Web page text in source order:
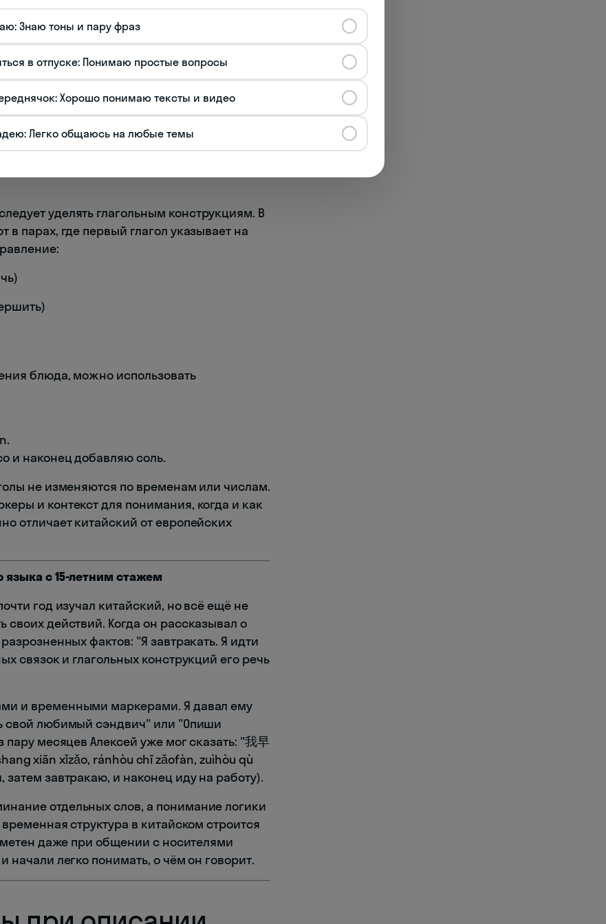
так:
Глагол
Дополнение
学习 (xuéxí, учить)
中文 (zhōngwén, китайский язык)
买 (mǎi, покупать)
新手机 (xīn shǒujī, новый телефон)
吃 (chī, есть) 晚饭 (wǎnfàn, ужин)
язык» будет выглядеть так: 我每
уделять глагольным конструкциям. В
парах, где первый глагол указывает на
блюда, можно использовать
и наконец добавляю соль.
не изменяются по временам или числам.
и контекст для понимания, когда и как
отличает китайский от европейских
языка с 15-летним стажем
год изучал китайский, но всё ещё не
своих действий. Когда он рассказывал о
фактов: "Я завтракать. Я идти
связок и глагольных конструкций его речь
и временными маркерами. Я давал ему
свой любимый сэндвич" или "Опиши
месяцев Алексей уже мог сказать: "我早
xiān xǐzǎo, ránhòu chī zǎofàn, zuìhòu qù
завтракаю, и наконец иду на работу).
отдельных слов, а понимание логики
структура в китайском строится
даже при общении с носителями
начали легко понимать, о чём он говорит.
Знаю тоны и пару фраз
в отпуске: Понимаю простые вопросы
Хорошо понимаю тексты и видео
Легко общаюсь на любые темы